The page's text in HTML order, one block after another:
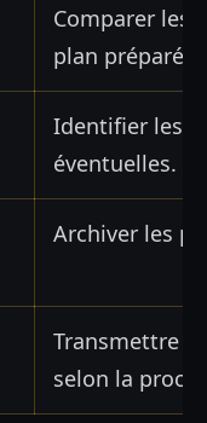
Comparer les
plan préparé.
Identifier les
éventuelles.
Archiver les
Transmettre
selon la